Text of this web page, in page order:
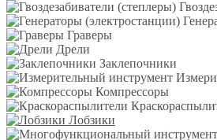
Граверы
Дрели
Заклепочники
Компрессоры
Лобзики